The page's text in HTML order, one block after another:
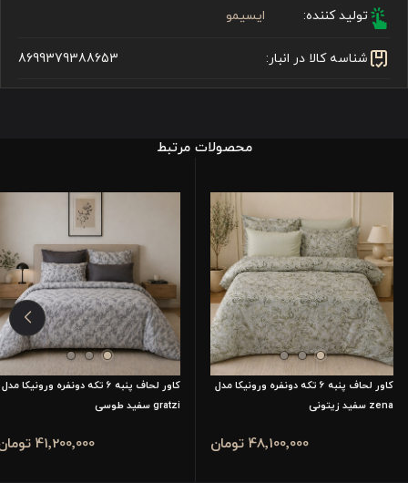
تولید کننده: ایسیمو
شناسه کالا در انبار: 8699379388653
محصولات مرتبط
کاور لحاف پنبه 6 تکه دونفره ورونیکا مدل
zena سفید زیتونی
48٬100٬000 تومان
کاور لحاف پنبه 6 تکه دونفره ورونیکا مدل
gratzi سفید طوسی
41٬200٬000 تومان